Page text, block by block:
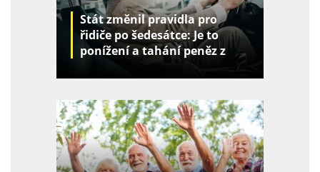
Stát změnil pravidla pro
řidiče po šedesátce: Je to
ponížení a tahání peněz z